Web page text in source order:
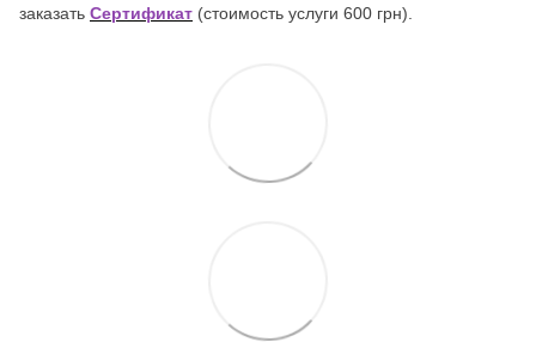
заказать Сертификат (стоимость услуги 600 грн).